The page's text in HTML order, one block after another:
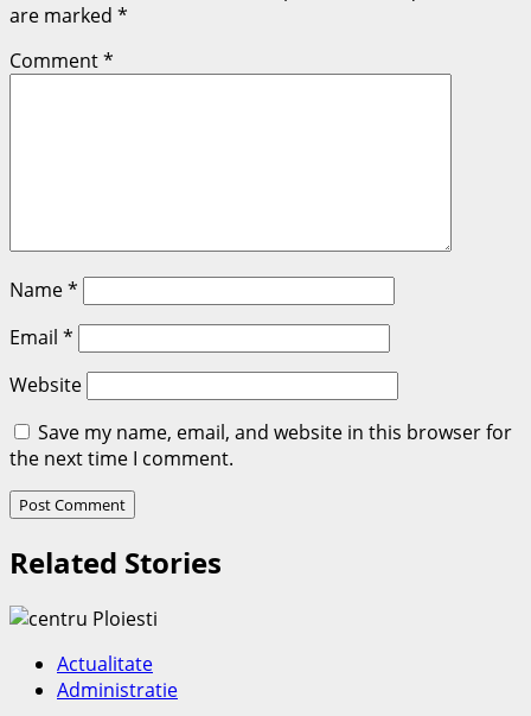
are marked *
Comment*
Name*
Email *
Website
Save my name, email, and website in this browser for
the next time I comment.
Related Stories
Actualitate
Administratie